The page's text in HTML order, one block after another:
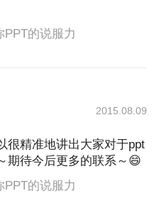
PPT的说服力
2015.08.09
很精准地讲出大家对于ppt
期待今后更多的联系～😄
PPT的说服力